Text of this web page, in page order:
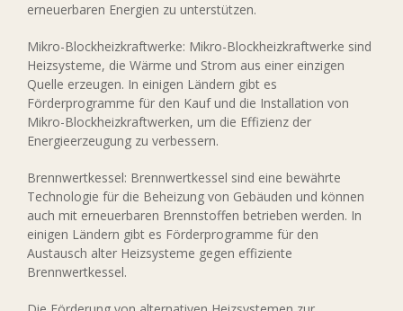
erneuerbaren Energien zu unterstützen.
Mikro-Blockheizkraftwerke: Mikro-Blockheizkraftwerke sind
Heizsysteme, die Wärme und Strom aus einer einzigen
Quelle erzeugen. In einigen Ländern gibt es
Förderprogramme für den Kauf und die Installation von
Mikro-Blockheizkraftwerken, um die Effizienz der
Energieerzeugung zu verbessern.
Brennwertkessel: Brennwertkessel sind eine bewährte
Technologie für die Beheizung von Gebäuden und können
auch mit erneuerbaren Brennstoffen betrieben werden. In
einigen Ländern gibt es Förderprogramme für den
Austausch alter Heizsysteme gegen effiziente
Brennwertkessel.